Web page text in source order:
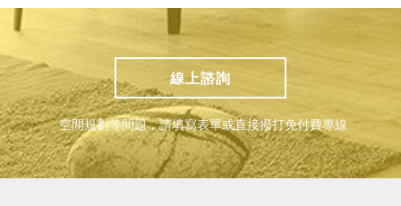
線上諮詢
空間規劃等問題，請填寫表單或直接撥打免付費專線